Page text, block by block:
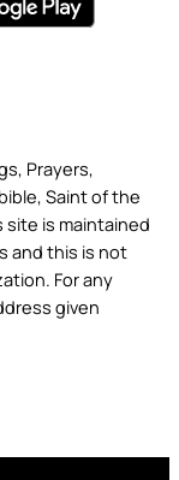
Prayers,
Saint of the
site is maintained
and this is not
For any
given